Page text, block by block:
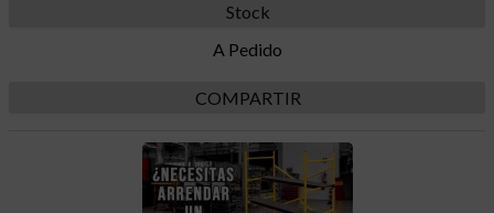
Stock
A Pedido
COMPARTIR